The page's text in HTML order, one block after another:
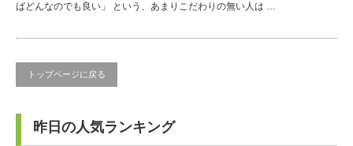
ばどんなのでも良い」 という、あまりこだわりの無い人は …
トップページに戻る
昨日の人気ランキング